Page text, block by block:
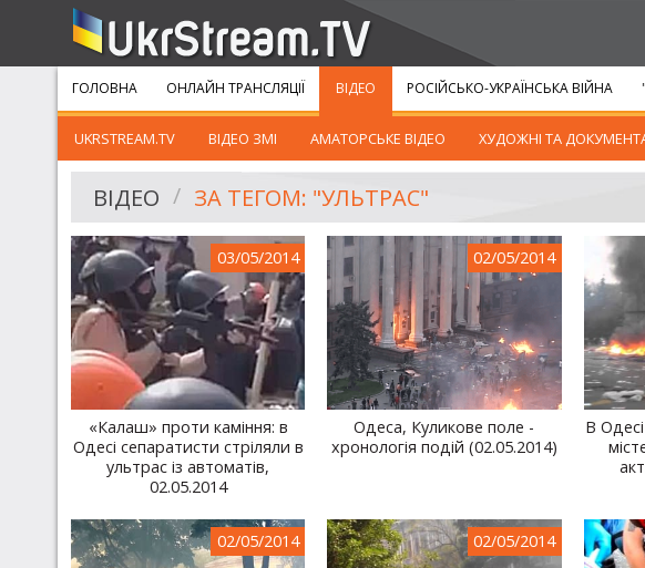
ГОЛОВНА ОНЛАЙН ТРАНСЛЯЦІЇ ВІДЕО
UKRSTREAM.TV ВІДЕО ЗМІ АМАТОРСЬКЕ ВІДЕО ХУДОЖНІ ТА
РОСІЙСЬКО-УКРАЇНСЬКА ВІЙНА
ВІДЕО ЗА ТЕГОМ: "УЛЬТРАС"
03/05/2014
«Калаш» проти каміння: в
Одесі сепаратисти стріляли в
ультрас із автоматів,
02.05.2014
02/05/2014
Одеса, Куликове поле -
хронологія подій (02.05.2014)
В
02/05/2014 02/05/2014